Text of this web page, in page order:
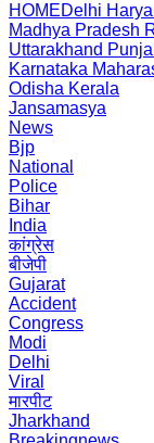
HOMEDelhi
Madhya Pradesh
Uttarakhand
Karnataka
Odisha Kerala
Jansamasya
News
Bjp
National
Police
Bihar
India
कांग्रेस
बीजेपी
Gujarat
Accident
Congress
Modi
Delhi
Viral
मारपीट
Jharkhand